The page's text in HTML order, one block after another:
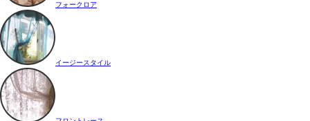
フォークロア
イージースタイル